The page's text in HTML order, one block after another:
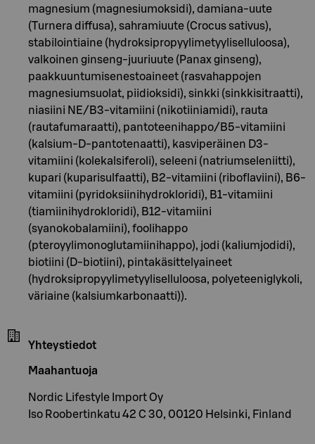
magnesium (magnesiumoksidi), damiana-uute
(Turnera diffusa), sahramiuute (Crocus sativus),
stabilointiaine (hydroksipropyylimetyyliselluloosa),
valkoinen ginseng-juuriuute (Panax ginseng),
paakkuuntumisenestoaineet (rasvahappojen
magnesiumsuolat, piidioksidi), sinkki (sinkkisitraatti),
niasiini NE/B3-vitamiini (nikotiiniamidi), rauta
(rautafumaraatti), pantoteenihappo/B5-vitamiini
(kalsium-D-pantotenaatti), kasviperäinen D3-
vitamiini (kolekalsiferoli), seleeni (natriumseleniitti),
kupari (kuparisulfaatti), B2-vitamiini (riboflaviini), B6-
vitamiini (pyridoksiinihydrokloridi), B1-vitamiini
(tiamiinihydrokloridi), B12-vitamiini
(syanokobalamiini), foolihappo
(pteroyylimonoglutamiinihappo), jodi (kaliumjodidi),
biotiini (D-biotiini), pintakäsittelyaineet
(hydroksipropyylimetyyliselluloosa, polyeteeniglykoli,
väriaine (kalsiumkarbonaatti)).
Yhteystiedot
Maahantuoja
Nordic Lifestyle Import Oy
Iso Roobertinkatu 42 C 30, 00120 Helsinki, Finland